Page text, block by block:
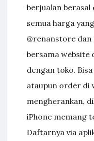
berjualan berasal
semua harga
@renanstore
bersama website
dengan toko.
ataupun order di
mengherankan,
iPhone memang
Daftarnya via